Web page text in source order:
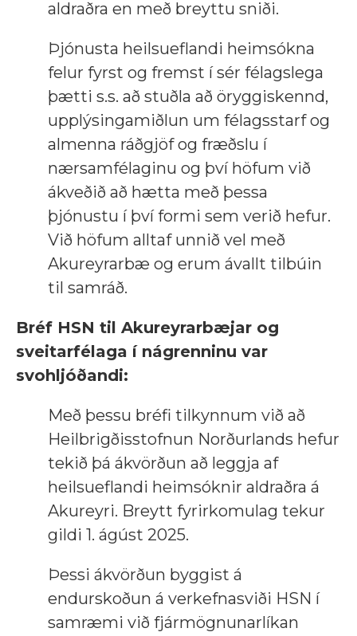
aldraðra en með breyttu sniði.
Þjónusta heilsueflandi heimsókna
felur fyrst og fremst í sér félagslega
þætti s.s. að stuðla að öryggiskennd,
upplýsingamiðlun um félagsstarf og
almenna ráðgjöf og fræðslu í
nærsamfélaginu og því höfum við
ákveðið að hætta með þessa
þjónustu í því formi sem verið hefur.
Við höfum alltaf unnið vel með
Akureyrarbæ og erum ávallt tilbúin
til samráð.
Bréf HSN til Akureyrarbæjar og
sveitarfélaga í nágrenninu var
svohljóðandi:
Með þessu bréfi tilkynnum við að
Heilbrigðisstofnun Norðurlands hefur
tekið þá ákvörðun að leggja af
heilsueflandi heimsóknir aldraðra á
Akureyri. Breytt fyrirkomulag tekur
gildi 1. ágúst 2025.
Þessi ákvörðun byggist á
endurskoðun á verkefnasviði HSN í
samræmi við fjármögnunarlíkan